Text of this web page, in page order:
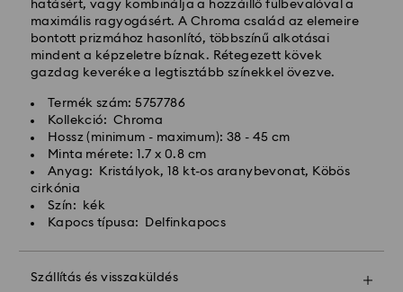
hatásért, vagy kombinálja a hozzáillő fülbevalóval a
maximális ragyogásért. A Chroma család az elemeire
bontott prizmához hasonlító, többszínű alkotásai
mindent a képzeletre bíznak. Rétegezett kövek
gazdag keveréke a legtisztább színekkel övezve.
Termék szám: 5757786
Kollekció: Chroma
Hossz (minimum - maximum): 38 - 45 cm
Minta mérete: 1.7 x 0.8 cm
Anyag: Kristályok, 18 kt-os aranybevonat, Köbös
cirkónia
Szín: kék
Kapocs típusa: Delfinkapocs
Szállítás és visszaküldés
Expressz kiszállítási - FedEx
A hétfőtől péntekig, CET 14:30 óráig leadott
megrendeléseket még aznap feldolgozzuk és
kiszállítjuk.
Expressz szállítási idő: 1 munkanap a feldolgozás és a
szállítás után
Expressz szállítási költség: HUF 7'200
A Swarovski nem szállít postafiókokba vagy APO-